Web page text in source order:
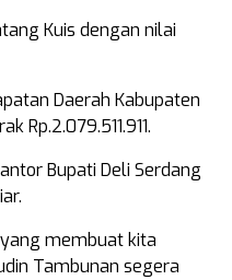
Kuis dengan nilai
Daerah Kabupaten
Rp.2.079.511.911.
Bupati Deli Serdang
membuat kita
Tambunan segera